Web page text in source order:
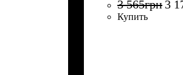
3 565грн 3
Купить